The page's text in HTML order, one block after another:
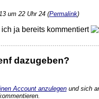
um 22 Uhr 24 (Permalink)
ja bereits kommentiert
dazugeben?
Account anzulegenund sich